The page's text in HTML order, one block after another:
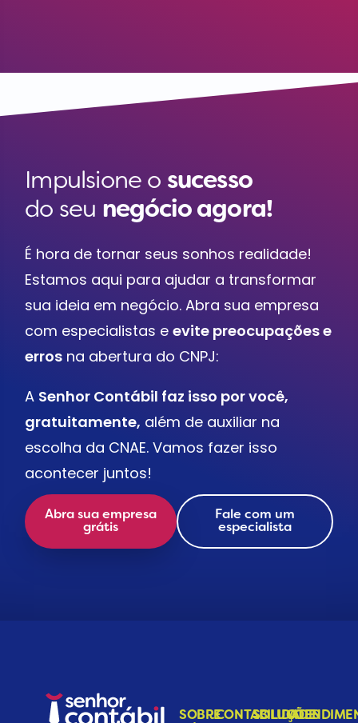
Impulsione o sucesso
do seu negócio agora!
É hora de tornar seus sonhos realidade!
Estamos aqui para ajudar a transformar
sua ideia em negócio. Abra sua empresa
com especialistas eevite preocupações e
erros na abertura do CNPJ:
A Senhor Contábil faz isso por você,
gratuitamente, além de auxiliar na
escolha da CNAE. Vamos fazer isso
acontecer juntos!
Abra sua empresa
grátis
Fale com um
especialista
SOBRECONTABILIDADE
SOLUÇÕES